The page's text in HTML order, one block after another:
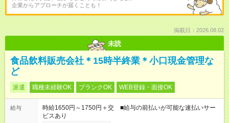
企業からアプローチが届くことも！
掲載日：2026.08.02
未読
食品飲料販売会社＊15時半終業＊小口現金管理な
ど
派遣 職種未経験OK ブランクOK WEB登録・面接OK
給与
時給1650円～1750円＋交 ■給与の前払いが可能な速払いサー
ビスあり